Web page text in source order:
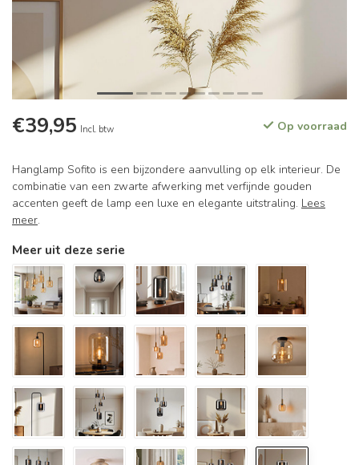
€39,95 Incl. btw Op voorraad
Hanglamp Sofito is een bijzondere aanvulling op elk interieur. De
combinatie van een zwarte afwerking met verfijnde gouden
accenten geeft de lamp een luxe en elegante uitstraling. Lees
meer.
Meer uit deze serie